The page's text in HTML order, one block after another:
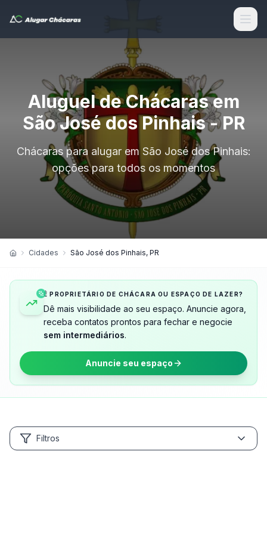
Aluguel de Chácaras em
São José dos Pinhais - PR
Chácaras para alugar em São José dos Pinhais:
opções para todos os momentos
Cidades São José dos Pinhais, PR
É PROPRIETÁRIO DE CHÁCARA OU ESPAÇO DE LAZER?
Dê mais visibilidade ao seu espaço. Anuncie agora,
receba contatos prontos para fechar e negocie
sem intermediários.
Anuncie seu espaço
Filtros